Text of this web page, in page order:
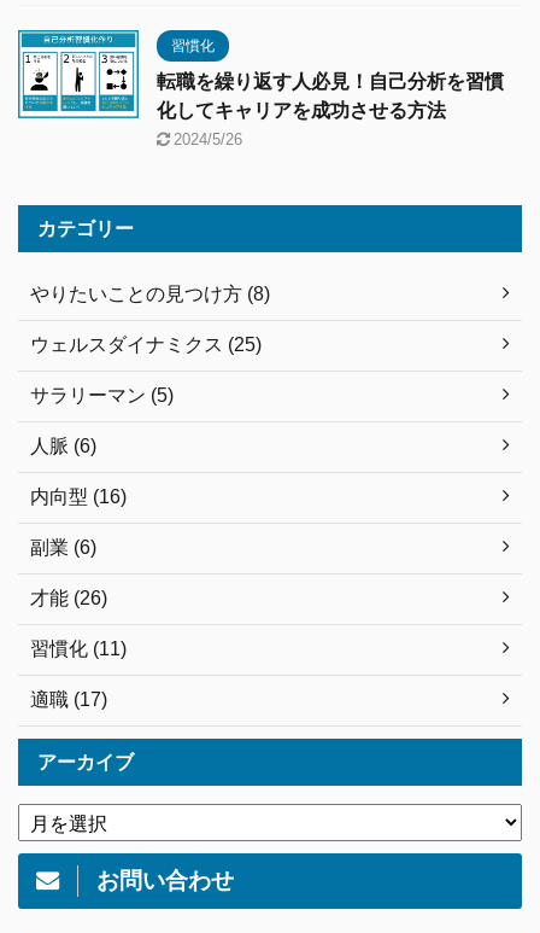
習慣化
転職を繰り返す人必見！自己分析を習慣
化してキャリアを成功させる方法
2024/5/26
カテゴリー
やりたいことの見つけ方 (8)
ウェルスダイナミクス (25)
サラリーマン (5)
人脈 (6)
内向型 (16)
副業 (6)
才能 (26)
習慣化 (11)
適職 (17)
アーカイブ
お問い合わせ